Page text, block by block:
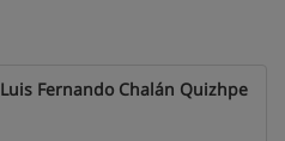
Luis Fernando Chalán Quizhpe